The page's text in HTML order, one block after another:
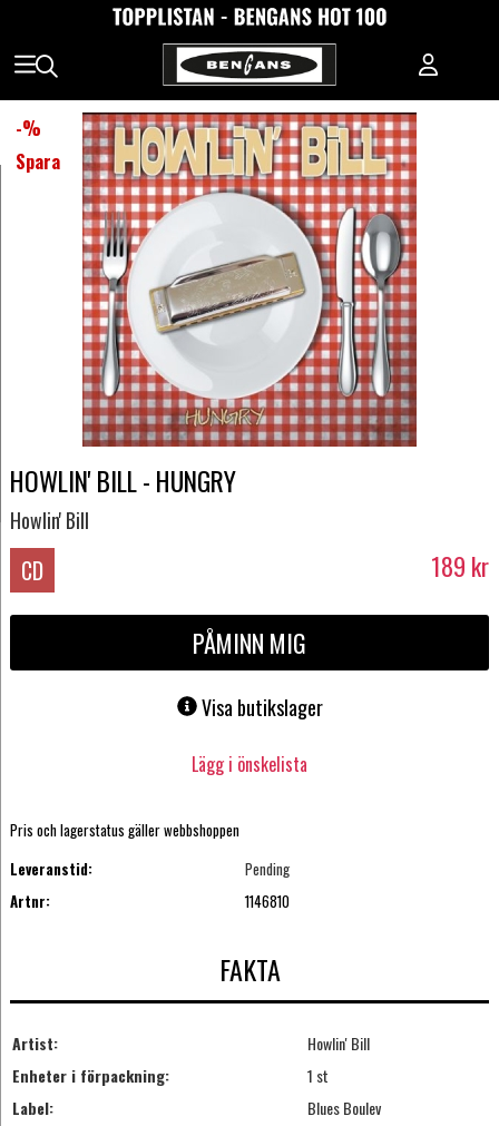
-%
Spara
HOWLIN' BILL - HUNGRY
Howlin' Bill
CD 189 kr
PÅMINN MIG
Visa butikslager
Lägg i önskelista
Pris och lagerstatus gäller webbshoppen
Leveranstid:
Pending
Artnr:
1146810
FAKTA
Artist:
Howlin' Bill
Enheter i förpackning:
1 st
Label:
Blues Boulev